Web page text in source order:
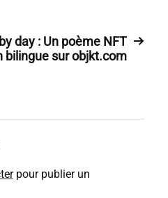
day : Un poème NFT
bilingue sur objkt.com
pour publier un